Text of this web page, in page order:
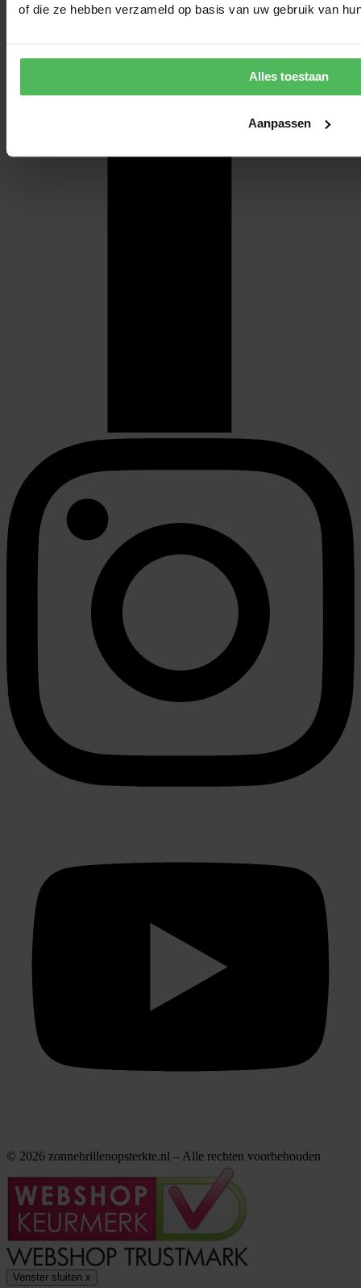
of die ze hebben verzameld op basis van uw gebruik van
Alles toestaan
Aanpassen
© 2026 zonnebrillenopsterkte.nl – Alle rechten voorbehouden
Venster sluiten x